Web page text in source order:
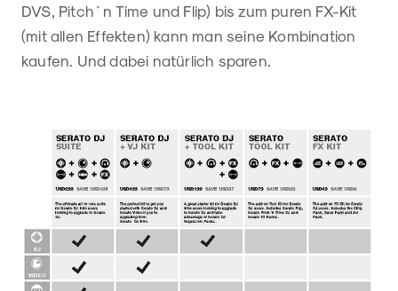
DVS, Pitch`n Time und Flip) bis zum puren FX-Kit
(mit allen Effekten) kann man seine Kombination
kaufen. Und dabei natürlich sparen.